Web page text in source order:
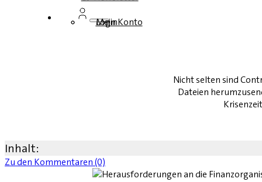
Login
Mein Konto
Nicht selten sind
Dateien
Inhalt:
Zu den Kommentaren (0)